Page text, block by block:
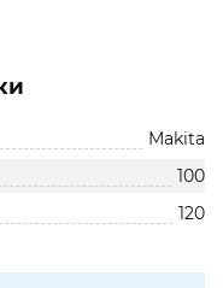
Makita
100
120